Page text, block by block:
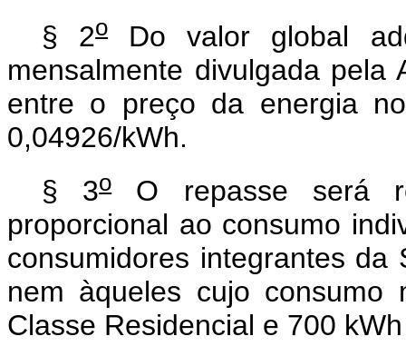
§ 2oDo valor global
mensalmente divulgada pela
entre o preço da energia
0,04926/kWh.
§ 3oO repasse será
proporcional ao consumo
consumidores integrantes da
nem àqueles cujo
Classe Residencial e 700